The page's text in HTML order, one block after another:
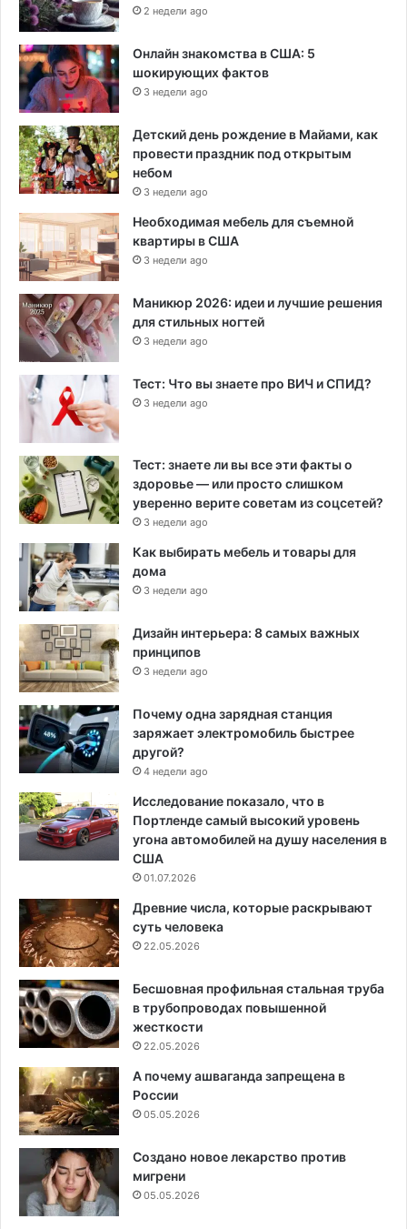
2 недели ago
Онлайн знакомства в США: 5
шокирующих фактов
3 недели ago
Детский день рождение в Майами, как
провести праздник под открытым
небом
3 недели ago
Необходимая мебель для съемной
квартиры в США
3 недели ago
Маникюр 2026: идеи и лучшие решения
для стильных ногтей
3 недели ago
Тест: Что вы знаете про ВИЧ и СПИД?
3 недели ago
Тест: знаете ли вы все эти факты о
здоровье — или просто слишком
уверенно верите советам из соцсетей?
3 недели ago
Как выбирать мебель и товары для
дома
3 недели ago
Дизайн интерьера: 8 самых важных
принципов
3 недели ago
Почему одна зарядная станция
заряжает электромобиль быстрее
другой?
4 недели ago
Исследование показало, что в
Портленде самый высокий уровень
угона автомобилей на душу населения в
США
01.07.2026
Древние числа, которые раскрывают
суть человека
22.05.2026
Бесшовная профильная стальная труба
в трубопроводах повышенной
жесткости
22.05.2026
А почему ашваганда запрещена в
России
05.05.2026
Создано новое лекарство против
мигрени
05.05.2026